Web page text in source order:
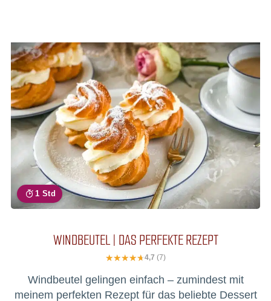
1 Std
WINDBEUTEL | DAS PERFEKTE REZEPT
4,7 (7)
Windbeutel gelingen einfach – zumindest mit
meinem perfekten Rezept für das beliebte Dessert